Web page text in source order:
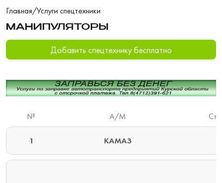
Главная/Услуги спецтехники
МАНИПУЛЯТОРЫ
Добавить спецтехнику бесплатно
№ А/М
1 КАМАЗ